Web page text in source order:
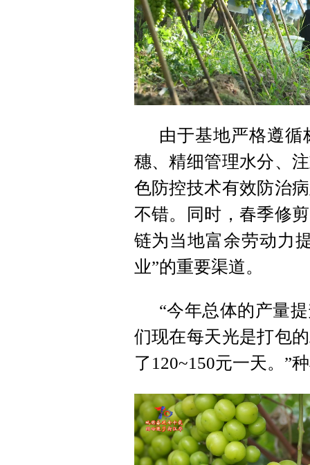
由于基地严格遵
穗、精细管理水分、
色防控技术有效防治
不错。同时，春季修
链为当地富余劳动力
业”的重要渠道。
“今年总体的产量
们现在每天光是打包
了120~150元一天。”